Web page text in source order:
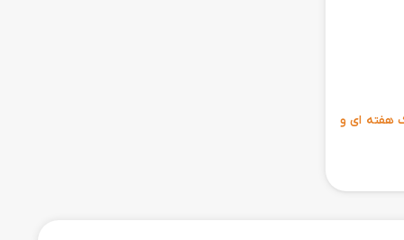
6 ماهه ، مهلت تست یک هفته ای و